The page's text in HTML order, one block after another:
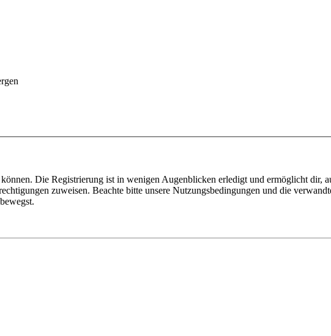
Die Registrierung ist in wenigen Augenblicken erledigt und ermöglicht dir,
zuweisen. Beachte bitte unsere Nutzungsbedingungen und die